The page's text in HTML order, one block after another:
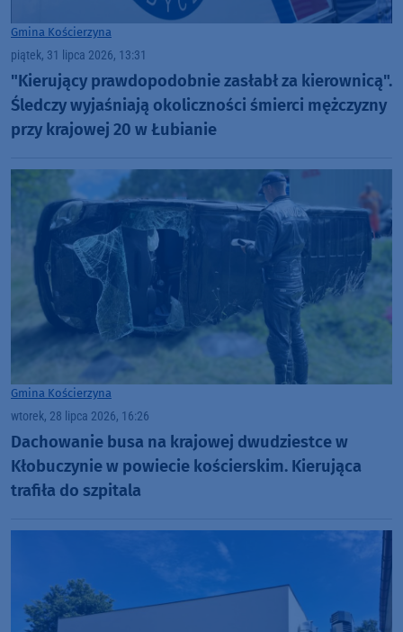
Gmina Kościerzyna
piątek, 31 lipca 2026, 13:31
"Kierujący prawdopodobnie zasłabł za kierownicą".
Śledczy wyjaśniają okoliczności śmierci mężczyzny
przy krajowej 20 w Łubianie
Gmina Kościerzyna
wtorek, 28 lipca 2026, 16:26
Dachowanie busa na krajowej dwudziestce w
Kłobuczynie w powiecie kościerskim. Kierująca
trafiła do szpitala